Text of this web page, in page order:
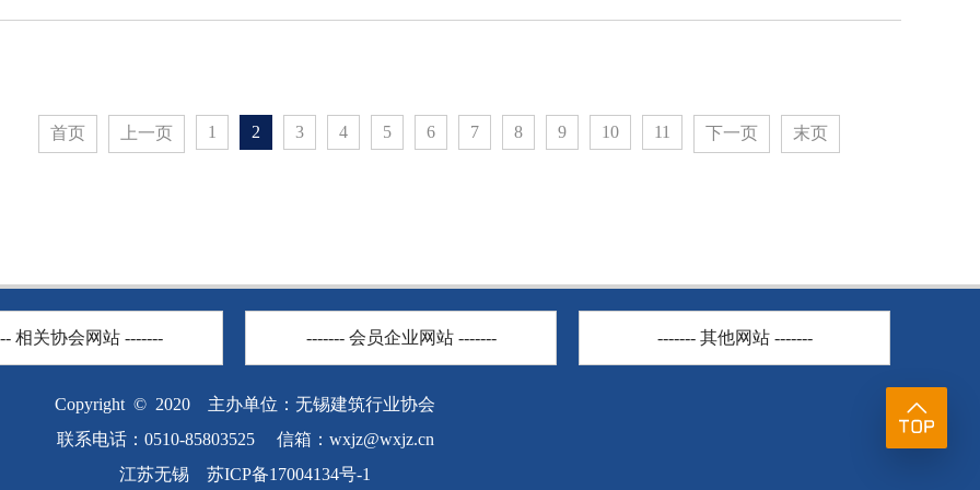
首页 上一页 1 2 3 4 5 6 7 8 9 10 11 下一页 末页
相关协会网站 ------- ------- 会员企业网站 ------- ------- 其他网站 -------
Copyright © 2020 主办单位：无锡建筑行业协会
联系电话：0510-85803525 信箱： wxjz@wxjz.cn
江苏无锡 苏ICP备17004134号-1